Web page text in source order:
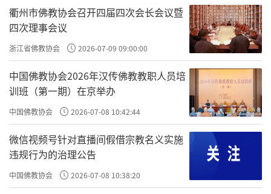
生”“合理放生”融入讲经说法、信仰实践等
日常宗教活动。
第九条 组织放生活动的佛教团体、佛教院
校、佛教活动场所应设立放生教育专栏，宣传
科学放生。
第十条 佛教团体、佛教院校、佛教活动场
所应加强与野生动物保护机构、科研院校等的
合作，邀请专业人士为信众举办放生知识讲座
和培训，充分利用专业技术和资源，为科学放
衢州市佛教协会召开四届四次会长会议暨
四次理事会议
浙江省佛教协会 2026-07-09 09:00:00
中国佛教协会2026年汉传佛教教职人员培
训班（第一期）在京举办
中国佛教协会 2026-07-08 10:42:44
微信视频号针对直播间假借宗教名义实施
违规行为的治理公告
中国佛教协会 2026-07-08 10:38:20